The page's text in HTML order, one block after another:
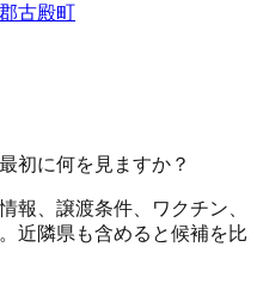
古殿町
初に何を見ますか？
報、譲渡条件、ワクチン、
近隣県も含めると候補を比